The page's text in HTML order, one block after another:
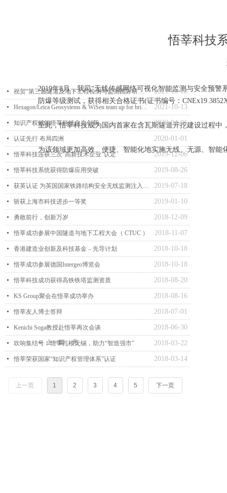
悟莘科技
2019年8月，我司“无线传感网络可视化智能监测与安全预
防爆等级测试，获得相关合格证书(证书编号：
至此，悟莘科技成为国内首家在含瓦斯隧道开挖建设过程
为该领域更加高效、便捷、智能化地实施无线、无源、智
ꂃ 上一篇： 无
2021-10-18
넷 祝贺“第三届隧道及地下工程检测与监测国际研讨会暨第七届中国土木工程学会隧道及地下工程分会建设管理与青年工作科技论坛”成功召开
2021-10-13
넷 Hexagon/Leica Geosystems & WiSen team up for brighter future
2020-04-01
넷 知识产权赋能悟莘科技自主创新
2020-01-01
넷 认证先行 布局四洲
2019-12-06
넷 悟莘科技连获三次“高新技术企业”认定
2019-08-26
넷 悟莘科技系统获得防爆应用突破
2019-07-18
넷 获英认证 为英国国家铁路结构安全无线监测注入中国原创科技元素
2019-01-10
넷 斩获上海市科技进步一等奖
2018-12-09
넷 勇敢前行，创新万岁
2018-11-07
넷 悟莘成功参展中国隧道与地下工程大会（ CTUC ）
2018-10-18
넷 香港建造业创新及科技基金 – 先导计划
2018-10-18
넷 悟莘成功参展德国Intergeo博览会
2018-08-20
넷 悟莘科技成功获得高铁铁塔监测资质
2018-08-16
넷 KS Group聚会在悟莘成功举办
2018-07-01
넷 悟莘友人博士答辩
2018-06-30
넷 Kenichi Soga教授赴悟莘再次会谈
2018-03-22
넷 吹响集结号！悟莘扎根无锡，助力“智造强市”
2018-03-14
넷 悟莘荣获国家“知识产权管理体系”认证
上一页 1 2 3 4 5 下一页